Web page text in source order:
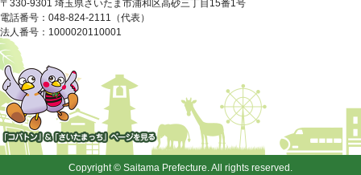
〒330-9301 埼玉県さいたま市浦和区高砂三丁目15番1号
電話番号：048-824-2111（代表）
法人番号：1000020110001
「コバトン」&「さいたまっ
Copyright © Saitama Prefecture. All rights reserved.